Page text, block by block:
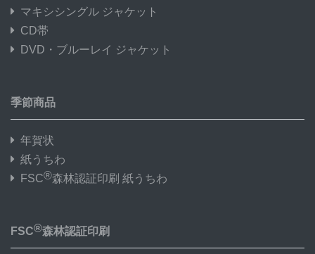
マキシシングル ジャケット
CD帯
DVD・ブルーレイ ジャケット
季節商品
年賀状
紙うちわ
FSC®森林認証印刷 紙うちわ
FSC®森林認証印刷